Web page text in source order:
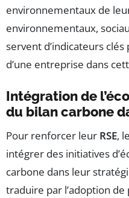
environnementaux de
environnementaux,
servent d’indicateurs
d’une entreprise dans
Intégration de
du bilan carbone
Pour renforcer leur RSE,
intégrer des initiatives
carbone dans leur
traduire par l’adoption